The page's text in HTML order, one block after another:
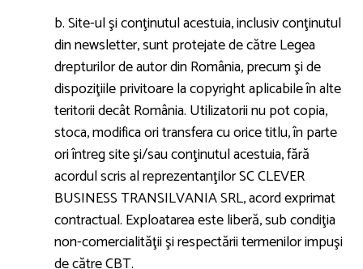
b. Site-ul şi conţinutul acestuia, inclusiv conţinutul
din newsletter, sunt protejate de către Legea
drepturilor de autor din România, precum şi de
dispoziţiile privitoare la copyright aplicabile în alte
teritorii decât România. Utilizatorii nu pot copia,
stoca, modifica ori transfera cu orice titlu, în parte
ori întreg site şi/sau conţinutul acestuia, fără
acordul scris al reprezentanţilor SC CLEVER
BUSINESS TRANSILVANIA SRL, acord exprimat
contractual. Exploatarea este liberă, sub condiţia
non-comercialităţii şi respectării termenilor impuşi
de către CBT.